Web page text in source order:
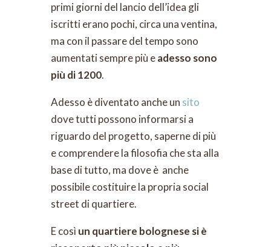
primi giorni del lancio dell’idea gli
iscritti erano pochi, circa una ventina,
ma con il passare del tempo sono
aumentati sempre più eadesso sono
più di 1200.
Adesso è diventato anche un sito
dove tutti possono informarsi a
riguardo del progetto, saperne di più
e comprendere la filosofia che sta alla
base di tutto, ma dove è anche
possibile costituire la propria social
street di quartiere.
E così un quartiere bolognese si è